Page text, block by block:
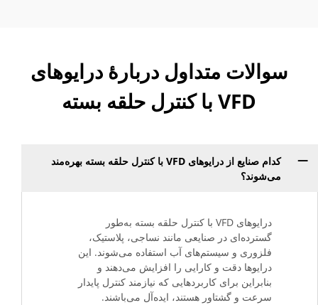
سوالات متداول دربارهٔ درایوهای
VFD با کنترل حلقه بسته
کدام صنایع از درایوهای VFD با کنترل حلقه بسته بهره‌مند
می‌شوند؟
درایوهای VFD با کنترل حلقه بسته به‌طور
گسترده‌ای در صنایعی مانند نساجی، پلاستیک،
فلزوری و سیستم‌های آب استفاده می‌شوند. این
درایوها دقت و کارایی را افزایش می‌دهند و
بنابراین برای کاربردهایی که نیازمند کنترل پایدار
سرعت و گشتاور هستند، ایده‌آل می‌باشند.